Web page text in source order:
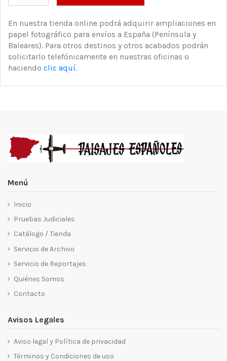
En nuestra tienda online podrá adquirir ampliaciones en
papel fotográfico para envíos a España (Península y
Baleares). Para otros destinos y otros acabados podrán
solicitarlo telefónicamente en nuestras oficinas o
haciendo clic aquí.
Menú
Inicio
Pruebas Judiciales
Catálogo / Tienda
Servicio de Archivo
Servicio de Reportajes
Quiénes Somos
Contacto
Avisos Legales
Aviso legal y Política de privacidad
Términos y Condiciones de uso